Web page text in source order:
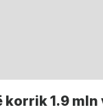
korrik 1.9